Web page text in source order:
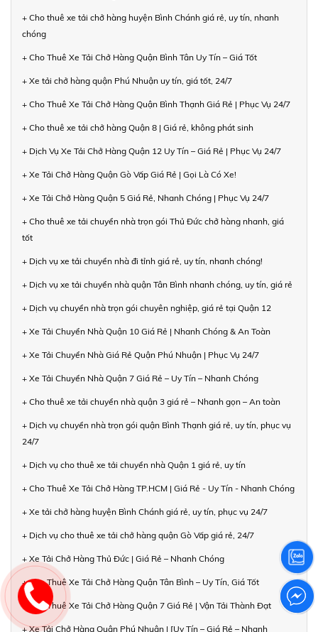
+ Cho thuê xe tải chở hàng huyện Bình Chánh giá rẻ, uy tín, nhanh
chóng
+ Cho Thuê Xe Tải Chở Hàng Quận Bình Tân Uy Tín – Giá Tốt
+ Xe tải chở hàng quận Phú Nhuận uy tín, giá tốt, 24/7
+ Cho Thuê Xe Tải Chở Hàng Quận Bình Thạnh Giá Rẻ | Phục Vụ 24/7
+ Cho thuê xe tải chở hàng Quận 8 | Giá rẻ, không phát sinh
+ Dịch Vụ Xe Tải Chở Hàng Quận 12 Uy Tín – Giá Rẻ | Phục Vụ 24/7
+ Xe Tải Chở Hàng Quận Gò Vấp Giá Rẻ | Gọi Là Có Xe!
+ Xe Tải Chở Hàng Quận 5 Giá Rẻ, Nhanh Chóng | Phục Vụ 24/7
+ Cho thuê xe tải chuyển nhà trọn gói Thủ Đức chở hàng nhanh, giá
tốt
+ Dịch vụ xe tải chuyển nhà đi tỉnh giá rẻ, uy tín, nhanh chóng!
+ Dịch vụ xe tải chuyển nhà quận Tân Bình nhanh chóng, uy tín, giá rẻ
+ Dịch vụ chuyển nhà trọn gói chuyên nghiệp, giá rẻ tại Quận 12
+ Xe Tải Chuyển Nhà Quận 10 Giá Rẻ | Nhanh Chóng & An Toàn
+ Xe Tải Chuyển Nhà Giá Rẻ Quận Phú Nhuận | Phục Vụ 24/7
+ Xe Tải Chuyển Nhà Quận 7 Giá Rẻ – Uy Tín – Nhanh Chóng
+ Cho thuê xe tải chuyển nhà quận 3 giá rẻ – Nhanh gọn – An toàn
+ Dịch vụ chuyển nhà trọn gói quận Bình Thạnh giá rẻ, uy tín, phục vụ
24/7
+ Dịch vụ cho thuê xe tải chuyển nhà Quận 1 giá rẻ, uy tín
+ Cho Thuê Xe Tải Chở Hàng TP.HCM | Giá Rẻ - Uy Tín - Nhanh Chóng
+ Xe tải chở hàng huyện Bình Chánh giá rẻ, uy tín, phục vụ 24/7
+ Dịch vụ cho thuê xe tải chở hàng quận Gò Vấp giá rẻ, 24/7
+ Xe Tải Chở Hàng Thủ Đức | Giá Rẻ – Nhanh Chóng
+ Cho Thuê Xe Tải Chở Hàng Quận Tân Bình – Uy Tín, Giá Tốt
+ Cho Thuê Xe Tải Chở Hàng Quận 7 Giá Rẻ | Vận Tải Thành Đạt
+ Xe Tải Chở Hàng Quận Phú Nhuận | [Uy Tín – Giá Rẻ – Nhanh